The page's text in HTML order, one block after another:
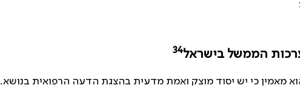
הממשל בישראל34
מאמין כי יש יסוד מוצק ואמת מדעית בהצגת הדעה הרפואית בנושא.